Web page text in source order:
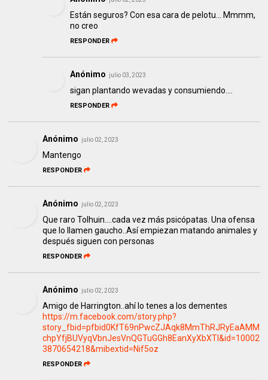
Están seguros? Con esa cara de pelotu... Mmmm,
no creo
RESPONDER
Anónimo julio 03, 2023
sigan plantando wevadas y consumiendo....
RESPONDER
Anónimo julio 02, 2023
Mantengo
RESPONDER
Anónimo julio 02, 2023
Que raro Tolhuin....cada vez más psicópatas. Una ofensa
que lo llamen gaucho..Así empiezan matando animales y
después siguen con personas
RESPONDER
Anónimo julio 02, 2023
Amigo de Harrington..ahí lo tenes a los dementes
https://m.facebook.com/story.php?
story_fbid=pfbid0KfT69nPwcZJAqk8MmThRJRyEaAMM
chpYfjBUVyqVbnJesVnQGTuGGh8EanXyXbXTl&id=10002
3870654218&mibextid=Nif5oz
RESPONDER